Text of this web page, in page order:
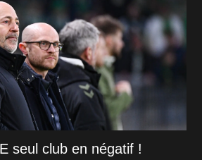
seul club en négatif !